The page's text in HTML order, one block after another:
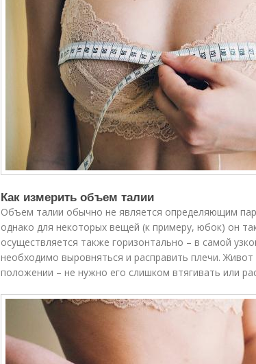
Как измерить объем талии
Объем талии обычно не является определяющим
однако для некоторых вещей (к примеру, юбок) он
осуществляется также горизонтально – в самой
необходимо выровняться и расправить плечи.
положении – не нужно его слишком втягивать или